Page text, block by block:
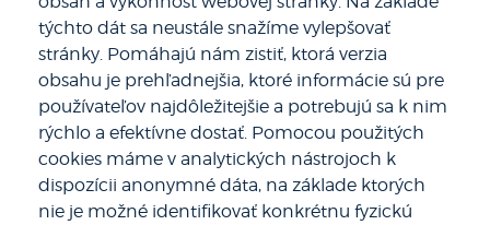
týchto dát sa neustále snažíme vylepšovať
stránky. Pomáhajú nám zistiť, ktorá verzia
obsahu je prehľadnejšia, ktoré informácie sú pre
používateľov najdôležitejšie a potrebujú sa k nim
rýchlo a efektívne dostať. Pomocou použitých
cookies máme v analytických nástrojoch k
dispozícii anonymné dáta, na základe ktorých
nie je možné identifikovať konkrétnu fyzickú